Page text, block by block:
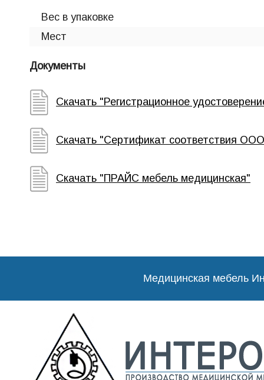
Вес в упаковке
Мест
Документы
Скачать "Регистрационное
Скачать "Сертификат соответствия
Скачать "ПРАЙС мебель медицинская"
Медицинская мебель